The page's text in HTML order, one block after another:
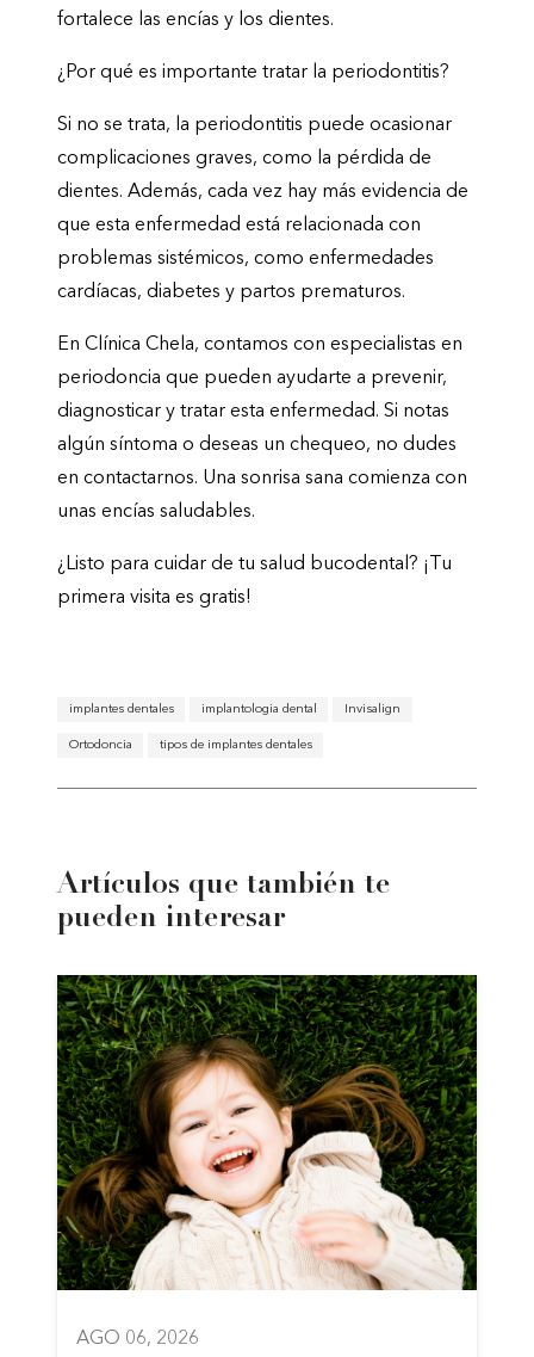
fortalece las encías y los dientes.
¿Por qué es importante tratar la periodontitis?
Si no se trata, la periodontitis puede ocasionar
complicaciones graves, como la pérdida de
dientes. Además, cada vez hay más evidencia de
que esta enfermedad está relacionada con
problemas sistémicos, como enfermedades
cardíacas, diabetes y partos prematuros.
En Clínica Chela, contamos con especialistas en
periodoncia que pueden ayudarte a prevenir,
diagnosticar y tratar esta enfermedad. Si notas
algún síntoma o deseas un chequeo, no dudes
en contactarnos. Una sonrisa sana comienza con
unas encías saludables.
¿Listo para cuidar de tu salud bucodental? ¡Tu
primera visita es gratis!
implantes dentales implantologia dental Invisalign
Ortodoncia tipos de implantes dentales
Artículos que también te
pueden interesar
AGO 06, 2026